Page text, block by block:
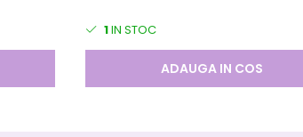
1IN STOC
ADAUGA IN COS